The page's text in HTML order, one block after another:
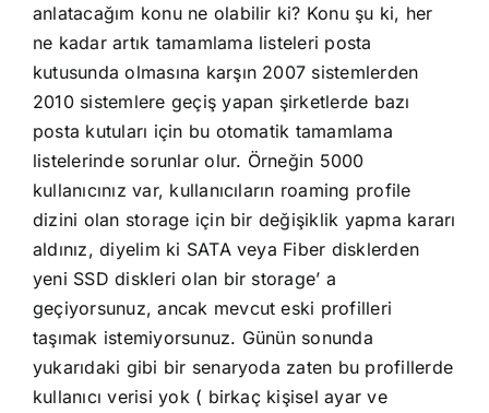
anlatacağım konu ne olabilir ki? Konu şu ki, her
ne kadar artık tamamlama listeleri posta
kutusunda olmasına karşın 2007 sistemlerden
2010 sistemlere geçiş yapan şirketlerde bazı
posta kutuları için bu otomatik tamamlama
listelerinde sorunlar olur. Örneğin 5000
kullanıcınız var, kullanıcıların roaming profile
dizini olan storage için bir değişiklik yapma kararı
aldınız, diyelim ki SATA veya Fiber disklerden
yeni SSD diskleri olan bir storage’ a
geçiyorsunuz, ancak mevcut eski profilleri
taşımak istemiyorsunuz. Günün sonunda
yukarıdaki gibi bir senaryoda zaten bu profillerde
kullanıcı verisi yok ( birkaç kişisel ayar ve